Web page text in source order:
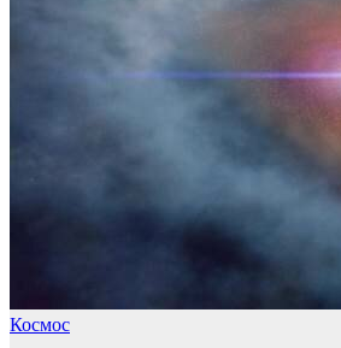
Космос